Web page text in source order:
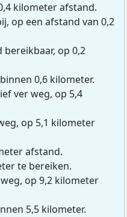
kilometer afstand.
op een afstand van 0,2
op 0,2
0,6 kilometer.
ver weg, op 5,4
op 5,1 kilometer
afstand.
te bereiken.
op 9,2 kilometer
5,5 kilometer.